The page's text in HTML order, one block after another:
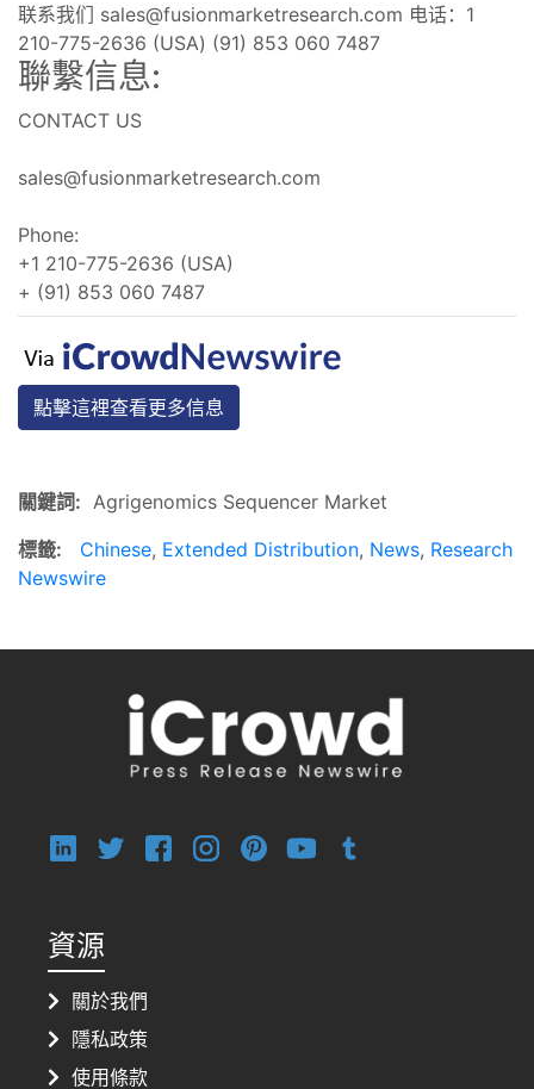
联系我们 sales@fusionmarketresearch.com 电话：1
210-775-2636 (USA) (91) 853 060 7487
聯繫信息:
CONTACT US
sales@fusionmarketresearch.com
Phone:
+1 210-775-2636 (USA)
+ (91) 853 060 7487
點擊這裡查看更多信息
關鍵詞: Agrigenomics Sequencer Market
標籤:
Chinese, Extended Distribution, News, Research
Newswire
資源
關於我們
隱私政策
使用條款